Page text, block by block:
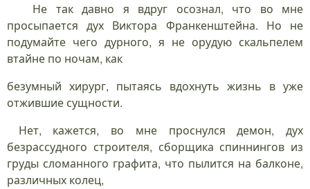
Не так давно я вдруг осознал, что во мне
просыпается дух Виктора Франкенштейна. Но не
подумайте чего дурного, я не орудую скальпелем
втайне по ночам, как
безумный хирург, пытаясь вдохнуть жизнь в уже
отжившие сущности.
Нет, кажется, во мне проснулся демон, дух
безрассудного строителя, сборщика спиннингов из
груды сломанного графита, что пылится на балконе,
различных колец,